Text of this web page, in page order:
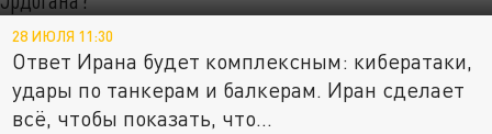
28 ИЮЛЯ 11:30
Ответ Ирана будет комплексным: кибератаки,
удары по танкерам и балкерам. Иран сделает
всё, чтобы показать, что...